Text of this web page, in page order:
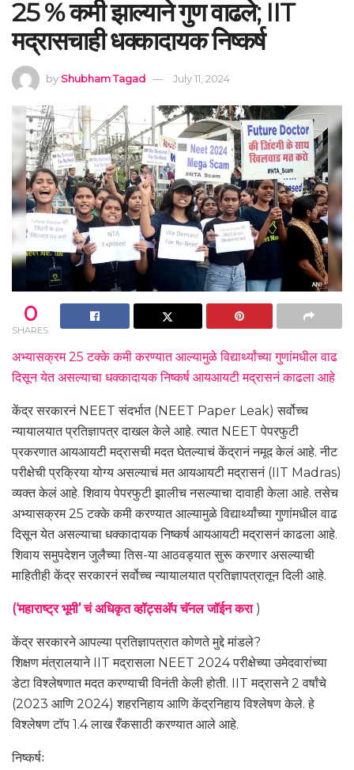
25 % कमी झाल्याने गुण वाढले; IIT
मद्रासचाही धक्कादायक निष्कर्ष
by Shubham Tagad July 11, 2024
0
SHARES
अभ्यासक्रम 25 टक्के कमी करण्यात आल्यामुळे विद्यार्थ्यांच्या गुणांमधील वाढ
दिसून येत असल्याचा धक्कादायक निष्कर्ष आयआयटी मद्रासनं काढला आहे
केंद्र सरकारनं NEET संदर्भात (NEET Paper Leak) सर्वोच्च
न्यायालयात प्रतिज्ञापत्र दाखल केले आहे. त्यात NEET पेपरफुटी
प्रकरणात आयआयटी मद्रासची मदत घेतल्याचं केंद्रानं नमूद केलं आहे. नीट
परीक्षेची प्रक्रिया योग्य असल्याचं मत आयआयटी मद्रासनं (IIT Madras)
व्यक्त केलं आहे. शिवाय पेपरफुटी झालीच नसल्याचा दावाही केला आहे. तसेच
अभ्यासक्रम 25 टक्के कमी करण्यात आल्यामुळे विद्यार्थ्यांच्या गुणांमधील वाढ
दिसून येत असल्याचा धक्कादायक निष्कर्ष आयआयटी मद्रासनं काढला आहे.
शिवाय समुपदेशन जुलैच्या तिस-या आठवड्यात सुरू करणार असल्याची
माहितीही केंद्र सरकारनं सर्वोच्च न्यायालयात प्रतिज्ञापत्रातून दिली आहे.
(‘महाराष्ट्र भूमी’ चं अधिकृत व्हॉट्सअ‍ॅप चॅनल जॉईन करा)
केंद्र सरकारने आपल्या प्रतिज्ञापत्रात कोणते मुद्दे मांडले?
शिक्षण मंत्रालयाने IIT मद्रासला NEET 2024 परीक्षेच्या उमेदवारांच्या
डेटा विश्लेषणात मदत करण्याची विनंती केली होती. IIT मद्रासने 2 वर्षांचे
(2023 आणि 2024) शहरनिहाय आणि केंद्रनिहाय विश्लेषण केले. हे
विश्लेषण टॉप 1.4 लाख रँकसाठी करण्यात आले आहे.
निष्कर्षः